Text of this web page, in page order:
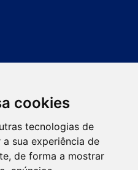
cookies
tecnologias de
sua experiência de
de forma a mostrar